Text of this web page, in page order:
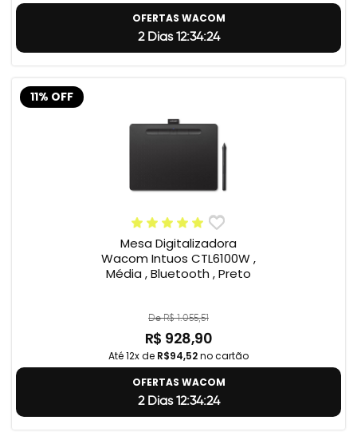
OFERTAS WACOM
2 Dias 12:34:23
11% OFF
Mesa Digitalizadora
Wacom Intuos CTL6100W ,
Média , Bluetooth , Preto
De R$ 1.055,51
R$ 928,90
Até 12x de R$94,52no cartão
OFERTAS WACOM
2 Dias 12:34:23